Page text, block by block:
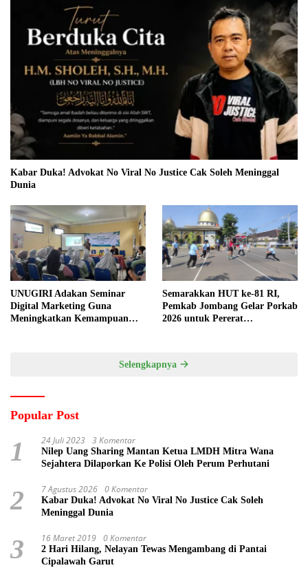
Kabar Duka! Advokat No Viral No Justice Cak Soleh Meninggal
Dunia
UNUGIRI Adakan Seminar
Digital Marketing Guna
Meningkatkan Kemampuan
Semarakkan HUT ke-81 RI,
Pemkab Jombang Gelar Porkab
2026 untuk Pererat
Selengkapnya
Popular Post
1 24 Juli 2023 3 Komentar
Nilep Uang Sharing Mantan Ketua LMDH Mitra Wana
Sejahtera Dilaporkan Ke Polisi Oleh Perum Perhutani
2 7 Agustus 2026 0 Komentar
Kabar Duka! Advokat No Viral No Justice Cak Soleh
Meninggal Dunia
3 16 Maret 2019 0 Komentar
2 Hari Hilang, Nelayan Tewas Mengambang di Pantai
Cipalawah Garut